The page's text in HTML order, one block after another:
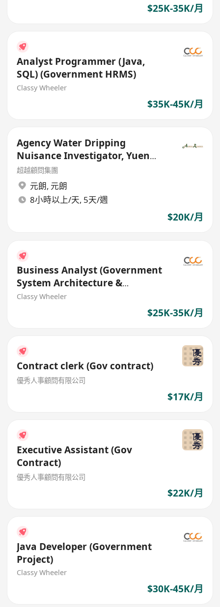
$25K-35K/月
Analyst Programmer (Java,
SQL) (Government HRMS)
Classy Wheeler
$35K-45K/月
Agency Water Dripping
Nuisance Investigator, Yuen
Long - Government Outsourced
超越顧問集團
元朗, 元朗
8小時以上/天, 5天/週
$20K/月
Business Analyst (Government
System Architecture &
Documentation)
Classy Wheeler
$25K-35K/月
Contract clerk (Gov contract)
優秀人事顧問有限公司
$17K/月
Executive Assistant (Gov
Contract)
優秀人事顧問有限公司
$22K/月
Java Developer (Government
Project)
Classy Wheeler
$30K-45K/月